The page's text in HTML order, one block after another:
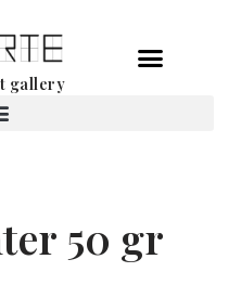
gallery
50 gr